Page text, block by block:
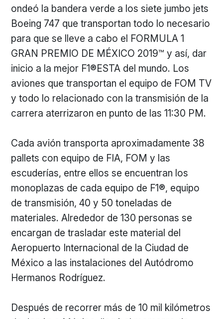
ondeó la bandera verde a los siete jumbo jets
Boeing 747 que transportan todo lo necesario
para que se lleve a cabo el FORMULA 1
GRAN PREMIO DE MÉXICO 2019™ y así, dar
inicio a la mejor F1®ESTA del mundo. Los
aviones que transportan el equipo de FOM TV
y todo lo relacionado con la transmisión de la
carrera aterrizaron en punto de las 11:30 PM.
Cada avión transporta aproximadamente 38
pallets con equipo de FIA, FOM y las
escuderías, entre ellos se encuentran los
monoplazas de cada equipo de F1®, equipo
de transmisión, 40 y 50 toneladas de
materiales. Alrededor de 130 personas se
encargan de trasladar este material del
Aeropuerto Internacional de la Ciudad de
México a las instalaciones del Autódromo
Hermanos Rodríguez.
Después de recorrer más de 10 mil kilómetros